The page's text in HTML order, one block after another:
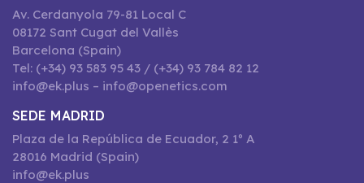
Av. Cerdanyola 79-81 Local C
08172 Sant Cugat del Vallès
Barcelona (Spain)
Tel: (+34) 93 583 95 43 / (+34) 93 784 82 12
info@ek.plus – info@openetics.com
SEDE MADRID
Plaza de la República de Ecuador, 2 1º A
28016 Madrid (Spain)
info@ek.plus